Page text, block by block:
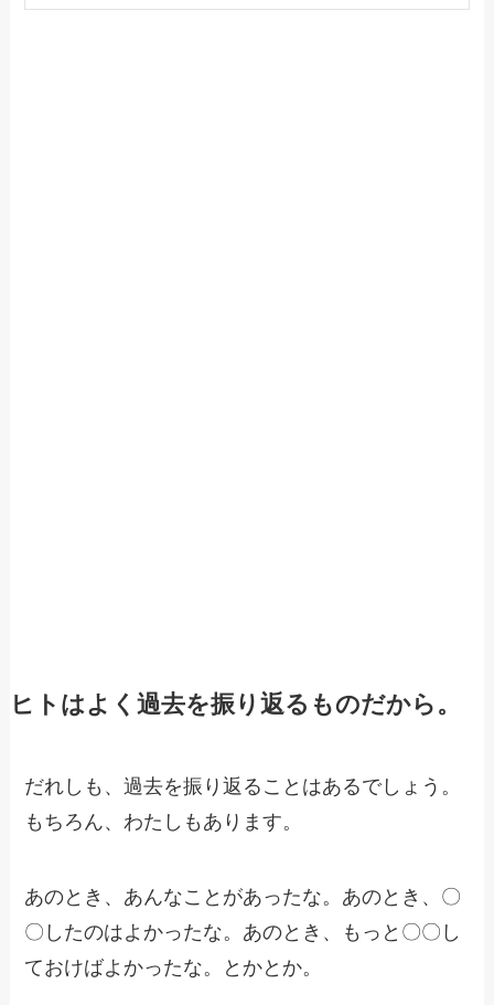
ヒトはよく過去を振り返るものだから。
だれしも、過去を振り返ることはあるでしょう。
もちろん、わたしもあります。
あのとき、あんなことがあったな。あのとき、〇
〇したのはよかったな。あのとき、もっと〇〇し
ておけばよかったな。とかとか。